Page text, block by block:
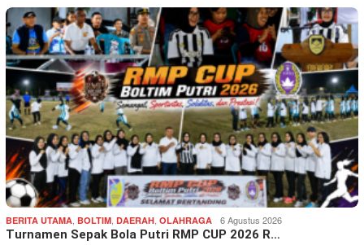
BERITA UTAMA BOLTIM DAERAH OLAHRAGA 6 Agustus 2026
Turnamen Sepak Bola Putri RMP CUP 2026 R…